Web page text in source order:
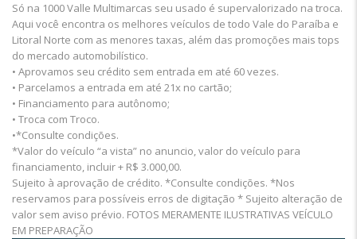
Só na 1000 Valle Multimarcas seu usado é supervalorizado na troca.
Aqui você encontra os melhores veículos de todo Vale do Paraíba e
Litoral Norte com as menores taxas, além das promoções mais tops
do mercado automobilístico.
• Aprovamos seu crédito sem entrada em até 60 vezes.
• Parcelamos a entrada em até 21x no cartão;
• Financiamento para autônomo;
• Troca com Troco.
•*Consulte condições.
*Valor do veículo “a vista” no anuncio, valor do veículo para
financiamento, incluir + R$ 3.000,00.
Sujeito à aprovação de crédito. *Consulte condições. *Nos
reservamos para possíveis erros de digitação * Sujeito alteração de
valor sem aviso prévio. FOTOS MERAMENTE ILUSTRATIVAS VEÍCULO
EM PREPARAÇÃO